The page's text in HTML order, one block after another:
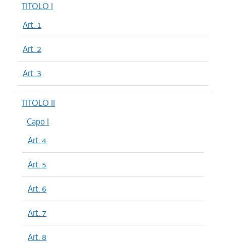
TITOLO I
Art. 1
Art. 2
Art. 3
TITOLO II
Capo I
Art. 4
Art. 5
Art. 6
Art. 7
Art. 8